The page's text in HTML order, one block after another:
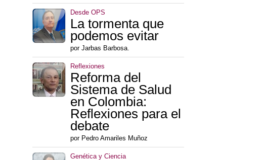
Desde OPS
La tormenta que
podemos evitar
por Jarbas Barbosa.
Reflexiones
Reforma del
Sistema de Salud
en Colombia:
Reflexiones para el
debate
por Pedro Amariles Muñoz
Genética y Ciencia